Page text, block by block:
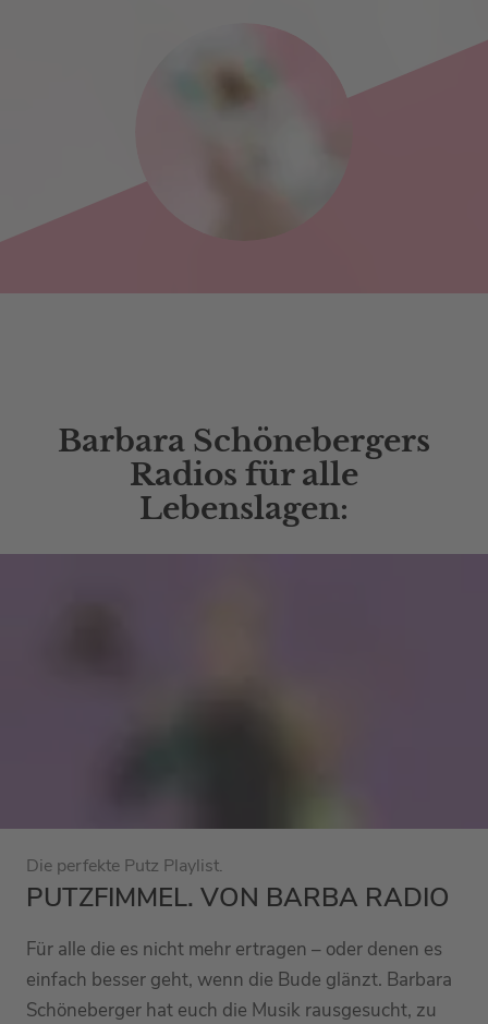
Barbara Schönebergers
Radios für alle
Lebenslagen:
Die perfekte Putz Playlist.
PUTZFIMMEL. VON BARBA RADIO
Für alle die es nicht mehr ertragen – oder denen es
einfach besser geht, wenn die Bude glänzt. Barbara
Schöneberger hat euch die Musik rausgesucht, zu